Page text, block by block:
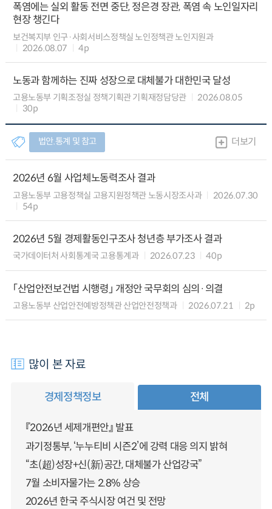
폭염에는 실외 활동 전면 중단, 정은경 장관, 폭염 속 노인일자리
현장 챙긴다
보건복지부 인구·사회서비스정책실 노인정책관 노인지원과
2026.08.07
4p
노동과 함께하는 진짜 성장으로 대체불가 대한민국 달성
고용노동부 기획조정실 정책기획관 기획재정담당관
2026.08.05
30p
법안.통계 및 참고 더보기
2026년 6월 사업체노동력조사 결과
고용노동부 고용정책실 고용지원정책관 노동시장조사과
2026.07.30
54p
2026년 5월 경제활동인구조사 청년층 부가조사 결과
국가데이터처 사회통계국 고용통계과 2026.07.23 40p
「산업안전보건법 시행령」 개정안 국무회의 심의·의결
고용노동부 산업안전예방정책관 산업안전정책과 2026.07.21 2p
많이 본 자료
경제정책정보 전체
『2026년 세제개편안』 발표
과기정통부, ‘누누티비 시즌2’에 강력 대응 의지 밝혀
“초(超)성장+신(新)공간, 대체불가 산업강국”
7월 소비자물가는 2.8% 상승
2026년 한국 주식시장 여건 및 전망